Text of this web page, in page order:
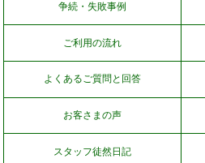
争続・失敗事例
ご利用の流れ
よくあるご質問と回答
お客さまの声
スタッフ徒然日記